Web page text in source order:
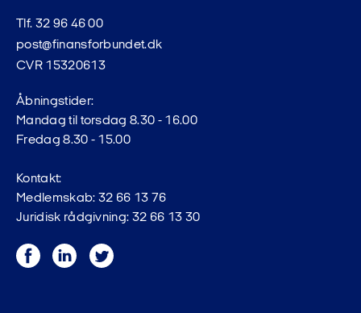
Tlf. 32 96 46 00
post@finansforbundet.dk
CVR 15320613
Åbningstider:
Mandag til torsdag 8.30 - 16.00
Fredag 8.30 - 15.00
Kontakt:
Medlemskab: 32 66 13 76
Juridisk rådgivning: 32 66 13 30
FacebookLinkedInTwitter